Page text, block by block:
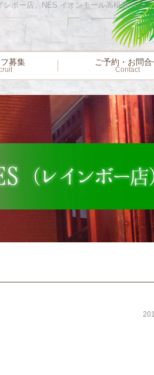
ボー店、NES イオンモール高松店へ
募集 ご予約・お問合
Contact